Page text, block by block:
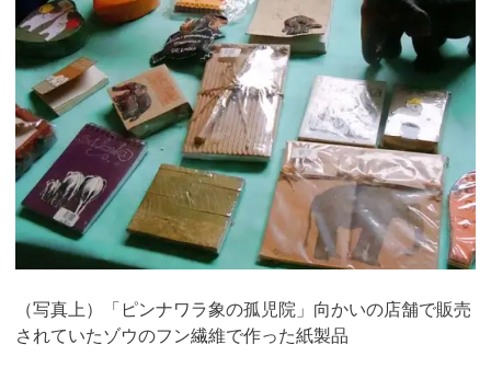
（写真上）「ピンナワラ象の孤児院」向かいの店舗で販売
されていたゾウのフン繊維で作った紙製品